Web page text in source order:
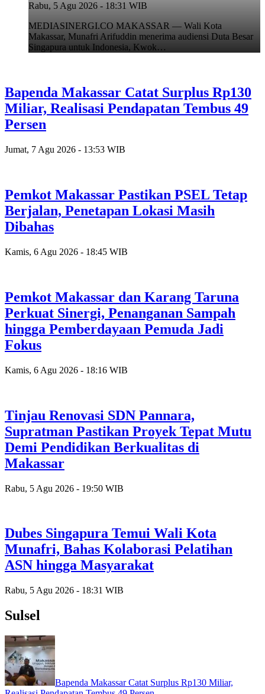
Rabu, 5 Agu 2026 - 18:31 WIB
MEDIASINERGI.CO MAKASSAR — Wali Kota
Makassar, Munafri Arifuddin menerima audiensi Duta Besar
Singapura untuk Indonesia, Kwok…
Bapenda Makassar Catat Surplus Rp130
Miliar, Realisasi Pendapatan Tembus 49
Persen
Jumat, 7 Agu 2026 - 13:53 WIB
Pemkot Makassar Pastikan PSEL Tetap
Berjalan, Penetapan Lokasi Masih
Dibahas
Kamis, 6 Agu 2026 - 18:45 WIB
Pemkot Makassar dan Karang Taruna
Perkuat Sinergi, Penanganan Sampah
hingga Pemberdayaan Pemuda Jadi
Fokus
Kamis, 6 Agu 2026 - 18:16 WIB
Tinjau Renovasi SDN Pannara,
Supratman Pastikan Proyek Tepat Mutu
Demi Pendidikan Berkualitas di
Makassar
Rabu, 5 Agu 2026 - 19:50 WIB
Dubes Singapura Temui Wali Kota
Munafri, Bahas Kolaborasi Pelatihan
ASN hingga Masyarakat
Rabu, 5 Agu 2026 - 18:31 WIB
Sulsel
Bapenda Makassar Catat Surplus Rp130 Miliar,